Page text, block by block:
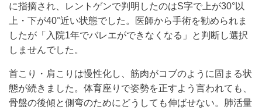
に指摘され、レントゲンで判明したのはS字で上が30°以
上・下が40°近い状態でした。医師から手術を勧められま
したが「入院1年でバレエができなくなる」と判断し選択
しませんでした。
首こり・肩こりは慢性化し、筋肉がコブのように固まる状
態が続きました。体育座りで姿勢を正すよう言われても、
骨盤の後傾と側弯のためにどうしても伸ばせない。肺活量